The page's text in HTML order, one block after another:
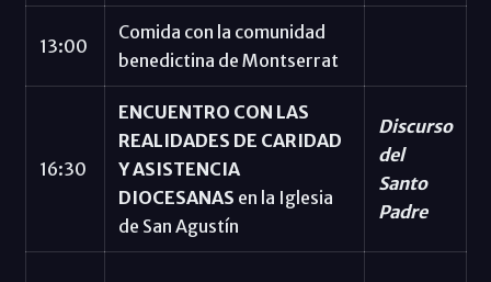
13:00
Comida con la comunidad
benedictina de Montserrat
16:30
ENCUENTRO CON LAS
REALIDADES DE CARIDAD
Y ASISTENCIA
DIOCESANAS en la Iglesia
de San Agustín
Discurso
del
Santo
Padre